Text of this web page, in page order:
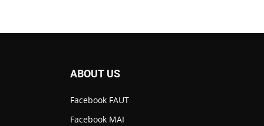
ABOUT US
Facebook FAUT
Facebook MAI